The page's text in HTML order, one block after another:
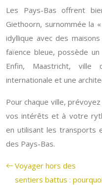
Les Pays-Bas offrent
Giethoorn, surnommée la
idyllique avec des
faïence bleue, possède
Enfin, Maastricht,
internationale et une
Pour chaque ville,
vos intérêts et à votre
en utilisant les transports
des Pays-Bas.
Voyager hors des
sentiers battus : pourquoi